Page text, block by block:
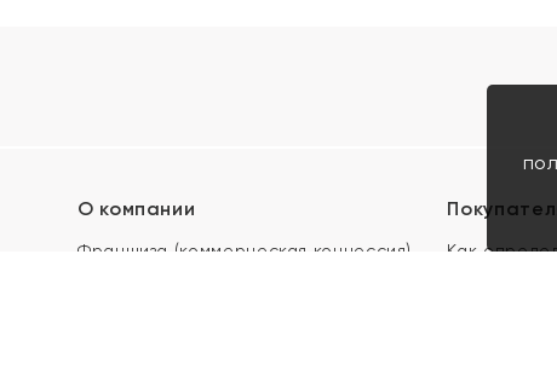
О компании
Франшиза (коммерческая концессия)
Как